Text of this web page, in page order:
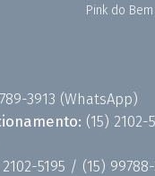
Pink do Bem
3913 (WhatsApp)
(15) 2102-
2102-5195 / (15)